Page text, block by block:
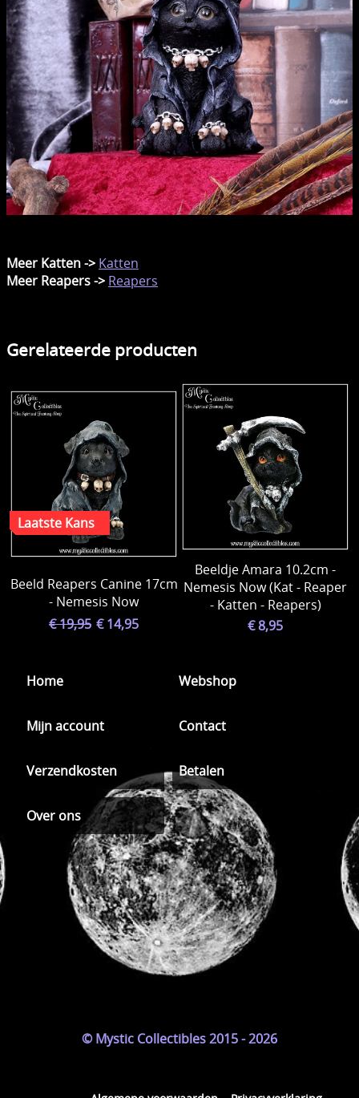
Meer Katten -> Katten
Meer Reapers -> Reapers
Gerelateerde producten
Beeld Reapers Canine 17cm
- Nemesis Now
€ 19,95 € 14,95
Beeldje Amara 10.2cm -
Nemesis Now (Kat - Reaper
- Katten - Reapers)
€ 8,95
Home Webshop
Mijn account Contact
Verzendkosten Betalen
Over ons
© Mystic Collectibles 2015 - 2026